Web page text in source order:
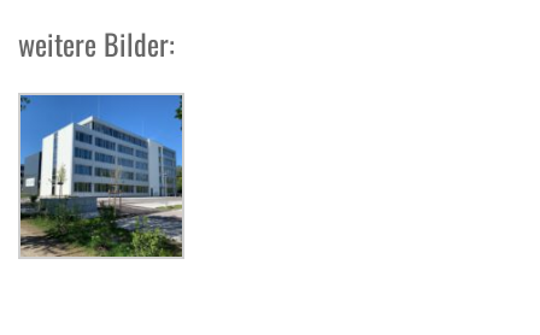
weitere Bilder: